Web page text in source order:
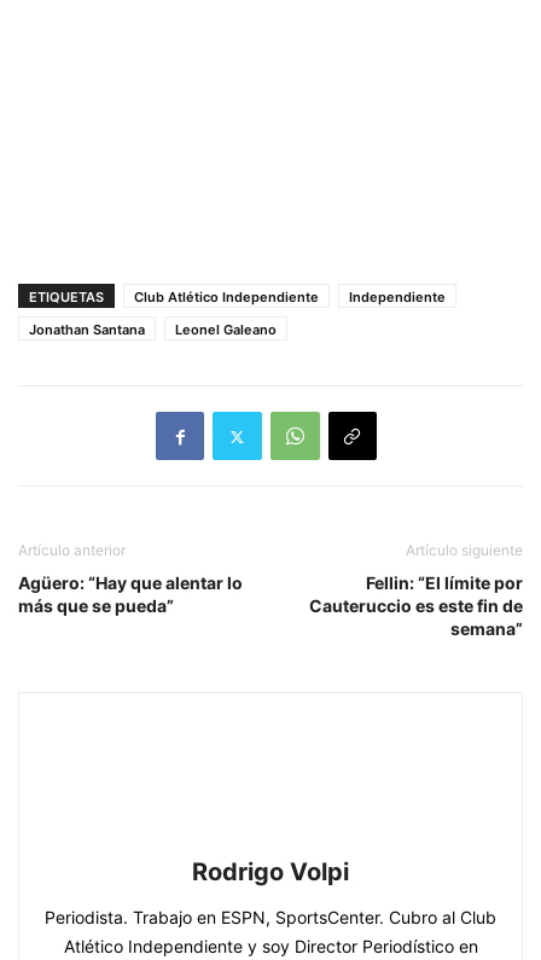
ETIQUETAS Club Atlético Independiente
Independiente
Jonathan Santana
Leonel Galeano
Artículo anterior
Agüero: “Hay que alentar lo
más que se pueda”
Artículo siguiente
Fellin: “El límite por
Cauteruccio es este fin de
semana”
Rodrigo Volpi
Periodista. Trabajo en ESPN, SportsCenter. Cubro al Club
Atlético Independiente y soy Director Periodístico en